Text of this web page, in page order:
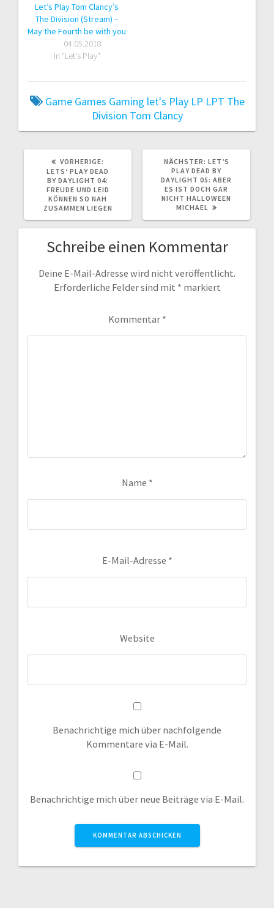
Let’s Play Tom Clancy’s
The Division (Stream) –
May the Fourth be with you
04.05.2018
In "Let's Play"
Game Games Gaming let's Play LP LPT The
Division Tom Clancy
VORHERIGE:
BEITRAG:
LETS‘ PLAY DEAD
BY DAYLIGHT 04:
FREUDE UND LEID
KÖNNEN SO NAH
ZUSAMMEN LIEGEN
NÄCHSTER: NÄCHSTER
BEITRAG:
LET’S
PLAY DEAD BY
DAYLIGHT 05: ABER
ES IST DOCH GAR
NICHT HALLOWEEN
MICHAEL
Schreibe einen Kommentar
Deine E-Mail-Adresse wird nicht veröffentlicht.
Erforderliche Felder sind mit * markiert
Kommentar *
Name *
E-Mail-Adresse *
Website
Benachrichtige mich über nachfolgende
Kommentare via E-Mail.
Benachrichtige mich über neue Beiträge via E-Mail.